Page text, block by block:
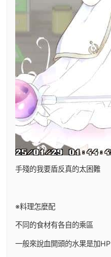
手殘的我要盾反真的太困難
※料理怎麼配
不同的食材有各自的乘區
一般來說血開頭的水果是加HP